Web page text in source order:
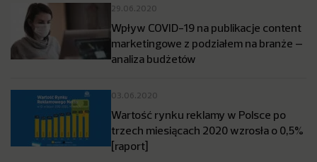
29.06.2020
Wpływ COVID-19 na publikacje content
marketingowe z podziałem na branże –
analiza budżetów
03.06.2020
Wartość rynku reklamy w Polsce po
trzech miesiącach 2020 wzrosła o 0,5%
[raport]